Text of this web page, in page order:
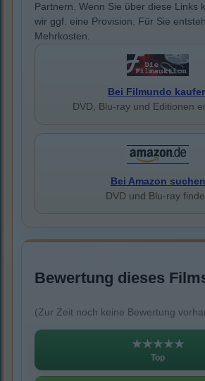
Partnern. Wenn Sie über diese Links
wir ggf. eine Provision. Für Sie
Mehrkosten.
Bei Filmundo
DVD, Blu-ray und Editionen
Bei Amazon suchen
DVD und Blu-ray
Bewertung dieses
(Zur Zeit noch keine Bewertung
★★★★★
Top